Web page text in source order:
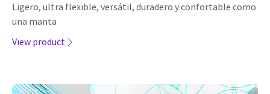
Ligero, ultra flexible, versátil, duradero y confortable como
una manta
View product